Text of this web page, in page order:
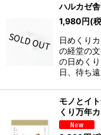
ハルカゼ
1,980円(
日めくり
の経堂の
の日めく
日、待ち
モノとイ
くり万年